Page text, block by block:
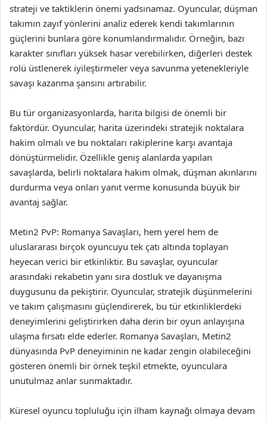
strateji ve taktiklerin önemi yadsınamaz. Oyuncular, düşman
takımın zayıf yönlerini analiz ederek kendi takımlarının
güçlerini bunlara göre konumlandırmalıdır. Örneğin, bazı
karakter sınıfları yüksek hasar verebilirken, diğerleri destek
rolü üstlenerek iyileştirmeler veya savunma yetenekleriyle
savaşı kazanma şansını artırabilir.
Bu tür organizasyonlarda, harita bilgisi de önemli bir
faktördür. Oyuncular, harita üzerindeki stratejik noktalara
hakim olmalı ve bu noktaları rakiplerine karşı avantaja
dönüştürmelidir. Özellikle geniş alanlarda yapılan
savaşlarda, belirli noktalara hakim olmak, düşman akınlarını
durdurma veya onları yanıt verme konusunda büyük bir
avantaj sağlar.
Metin2 PvP: Romanya Savaşları, hem yerel hem de
uluslararası birçok oyuncuyu tek çatı altında toplayan
heyecan verici bir etkinliktir. Bu savaşlar, oyuncular
arasındaki rekabetin yanı sıra dostluk ve dayanışma
duygusunu da pekiştirir. Oyuncular, stratejik düşünmelerini
ve takım çalışmasını güçlendirerek, bu tür etkinliklerdeki
deneyimlerini geliştirirken daha derin bir oyun anlayışına
ulaşma fırsatı elde ederler. Romanya Savaşları, Metin2
dünyasında PvP deneyiminin ne kadar zengin olabileceğini
gösteren önemli bir örnek teşkil etmekte, oyunculara
unutulmaz anlar sunmaktadır.
Küresel oyuncu topluluğu için ilham kaynağı olmaya devam